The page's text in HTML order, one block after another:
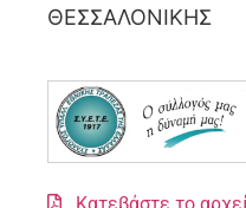
ΘΕΣΣΑΛΟΝΙΚΗΣ